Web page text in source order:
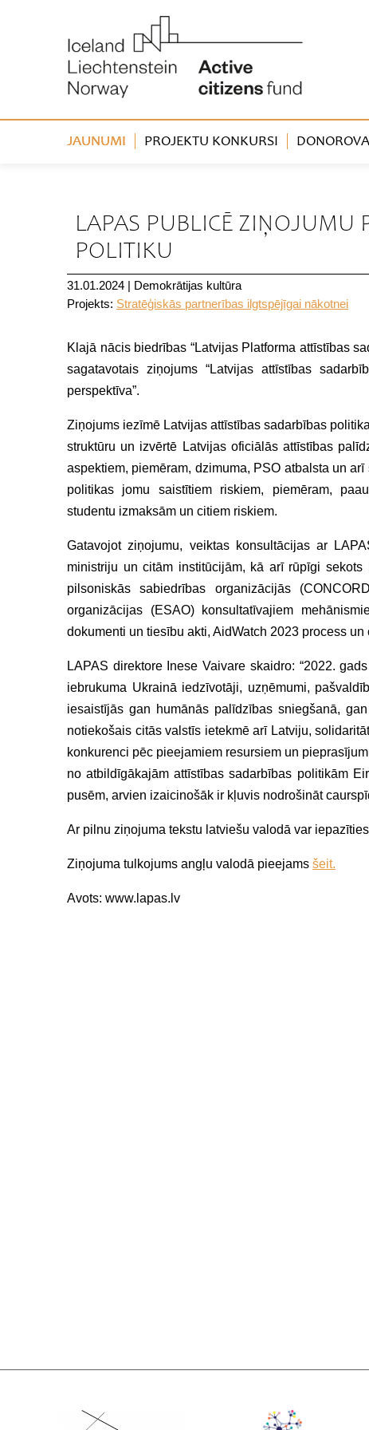
JAUNUMI PROJEKTU KONKURSI
LAPAS PUBLICĒ ZIŅOJUMU
POLITIKU
31.01.2024 | Demokrātijas kultūra
Projekts: Stratēģiskās partnerības ilgtspējīgai nākotnei
Klajā nācis biedrības “Latvijas Platforma attīstības
sagatavotais ziņojums “Latvijas attīstības
perspektīva”.
Ziņojums iezīmē Latvijas attīstības sadarbības
struktūru un izvērtē Latvijas oficiālās attīstības
aspektiem, piemēram, dzimuma, PSO atbalsta un
politikas jomu saistītiem riskiem, piemēram,
studentu izmaksām un citiem riskiem.
Gatavojot ziņojumu, veiktas konsultācijas ar
ministriju un citām institūcijām, kā arī rūpīgi
pilsoniskās sabiedrības organizācijās
organizācijas (ESAO) konsultatīvajiem
dokumenti un tiesību akti, AidWatch 2023 process
LAPAS direktore Inese Vaivare skaidro: “2022.
iebrukuma Ukrainā iedzīvotāji, uzņēmumi,
iesaistījās gan humānās palīdzības sniegšanā,
notiekošais citās valstīs ietekmē arī Latviju,
konkurenci pēc pieejamiem resursiem un
no atbildīgākajām attīstības sadarbības politikām
pusēm, arvien izaicinošāk ir kļuvis nodrošināt
Ar pilnu ziņojuma tekstu latviešu valodā var iepazīties
Ziņojuma tulkojums angļu valodā pieejams šeit.
Avots: www.lapas.lv